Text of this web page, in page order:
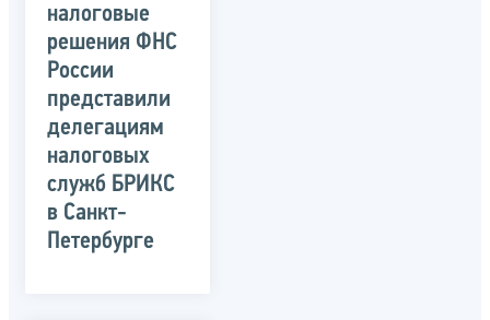
налоговые
решения ФНС
России
представили
делегациям
налоговых
служб БРИКС
в Санкт-
Петербурге